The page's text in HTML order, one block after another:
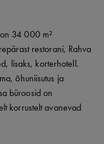
34 000 m²
restorani, Rahva
lisaks, korterhotell.
õhuniisutus ja
büroosid on
korrustelt avanevad